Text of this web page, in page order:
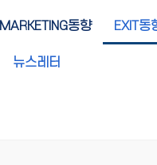
MARKETING동향 EXIT동
뉴스레터